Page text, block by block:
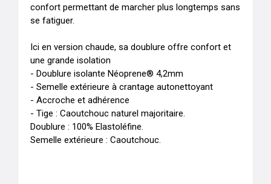
confort permettant de marcher plus longtemps sans
se fatiguer.
Ici en version chaude, sa doublure offre confort et
une grande isolation
- Doublure isolante Néoprene® 4,2mm
- Semelle extérieure à crantage autonettoyant
- Accroche et adhérence
- Tige : Caoutchouc naturel majoritaire.
Doublure : 100% Elastoléfine.
Semelle extérieure : Caoutchouc.